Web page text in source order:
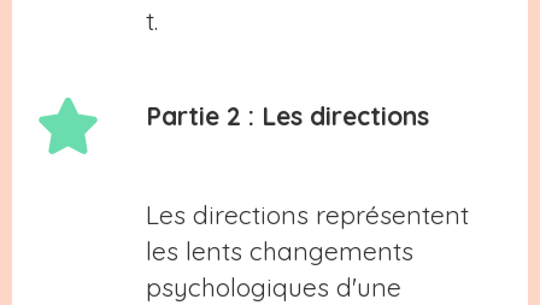
t.
Partie 2 : Les directions
Les directions représentent
les lents changements
psychologiques d'une